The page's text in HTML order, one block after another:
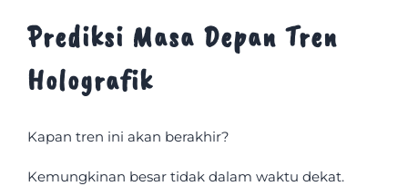
Prediksi Masa Depan Tren
Holografik
Kapan tren ini akan berakhir?
Kemungkinan besar tidak dalam waktu dekat.